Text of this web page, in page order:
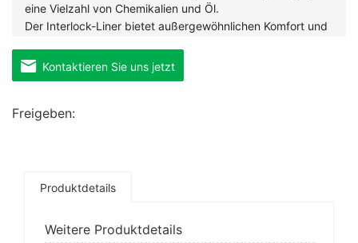
eine Vielzahl von Chemikalien und Öl.
Der Interlock-Liner bietet außergewöhnlichen Komfort und
AusgezeichneteDurchstoß- und Abriebfestigkeit.
Kontaktieren Sie uns jetzt
Freigeben:
Produktdetails
Weitere Produktdetails